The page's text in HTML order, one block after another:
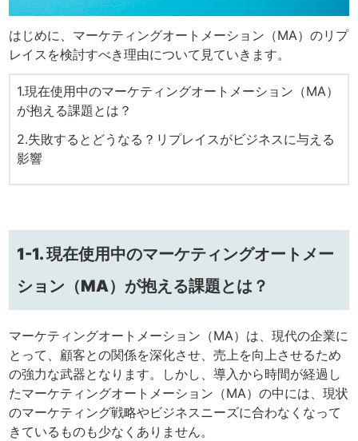
はじめに、マーケティングオートメーション（MA）のリプ
レイスを検討すべき理由について見ていきます。
1.現在使用中のマーケティングオートメーション（MA）
が抱える課題とは？
2.失敗するとどうなる？リプレイスがビジネスに与える
影響
1-1. 現在使用中のマーケティングオートメー
ション（MA）が抱える課題とは？
マーケティングオートメーション（MA）は、現代の企業に
とって、顧客との関係を深化させ、売上を向上させるため
の強力な武器となります。しかし、導入から時間が経過し
たマーケティングオートメーション（MA）の中には、現状
のマーケティング戦略やビジネスニーズに合わなくなって
きているものも少なくありません。